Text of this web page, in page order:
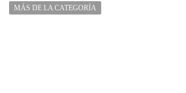
MÁS DE LA CATEGORÍA